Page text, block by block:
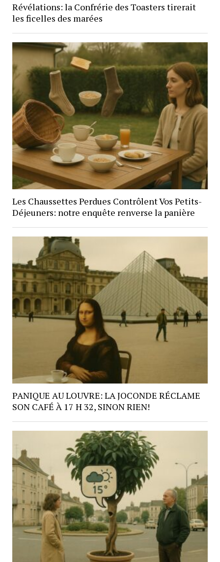
Révélations: la Confrérie des Toasters tirerait
les ficelles des marées
Les Chaussettes Perdues Contrôlent Vos Petits-
Déjeuners: notre enquête renverse la panière
PANIQUE AU LOUVRE: LA JOCONDE RÉCLAME
SON CAFÉ À 17 H 32, SINON RIEN!